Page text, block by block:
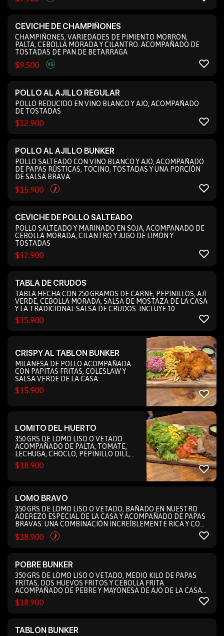
CEVICHE DE CHAMPIÑONES
CHAMPIÑONES, VARIEDADES DE PIMIENTO MORRON,
PALTA, CEBOLLA MORADA Y CILANTRO. ACOMPAÑADO DE
TOSTADAS DE PAN DE BETARRAGA
$9.500
POLLO AL AJILLO REGULAR
POLLO REDUCIDO EN VINO BLANCO Y AJO, ACOMPAÑADO
DE TOSTADAS
$12.900
POLLO AL AJILLO BUNKER
POLLO SALTEADO CON VINO BLANCO Y AJO, ACOMPAÑADO
DE PAPAS RÚSTICAS, TOCINO, TOSTADAS Y UNA PORCIÓN
DE SALSA BRAVA
$15.900
CEVICHE DE POLLO SALTEADO
POLLO SALTEADO Y MARINADO EN SOJA, ACOMPAÑADO DE
CEBOLLA MORADA, CILANTRO Y JUGO DE LIMÓN Y
TOSTADAS
$12.900
TABLA DE CRUDOS
TABLA HECHA CON 250 GRAMOS DE CARNE, PEPINILLOS, AJÍ
VERDE, CEBOLLA MORADA, SALSA DE MOSTAZA DE LA CASA
Y LA TRADICIONAL SALSA DE CRUDOS. INCLUYE 10
TOSTADAS TRIANGULO
$15.900
CRISPY AL TABLÓN BUNKER
MILANESA DE POLLO ACOMPAÑADA
CON PAPITAS FRITAS, COLESLAW Y
SALSA VERDE DE LA CASA
$15.900
LOMITO DEL HUERTO
350 GRS DE LOMO LISO O VETADO
ACOMPAÑADO DE PALTA, TOMATE,
LECHUGA, CHOCLO, PEPINILLO DILL,
PALMITOS Y SALSA VERDE DE LA CASA
(IDEAL PARA 1 A 2 PERSONAS)
$18.900
LOMO BRAVO
350 GRS DE LOMO LISO O VETADO, BAÑADO EN NUESTRO
ADEREZO ESPECIAL DE LA CASA Y ACOMPAÑADO DE PAPAS
BRAVAS. UNA COMBINACIÓN INCREÍBLEMENTE RICA Y CON
EL PICOR ESPECIAL DE LA CASA (IDEAL PARA 1 A 2
PERSONAS)
$18.900
POBRE BUNKER
350 GRS DE LOMO LISO O VETADO, MEDIO KILO DE PAPAS
FRITAS, DOS HUEVOS FRITOS Y CEBOLLA FRITA.
ACOMPAÑADO DE PEBRE Y MAYONESA DE AJO DE LA CASA
(IDEAL PARA 1 A 2 PERSONAS)
$18.900
TABLÓN BUNKER